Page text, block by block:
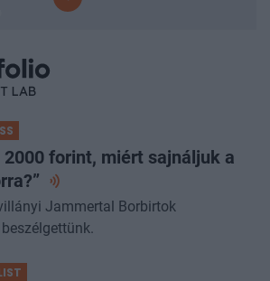
2000 forint, miért sajnáljuk a
Jammertal Borbirtok